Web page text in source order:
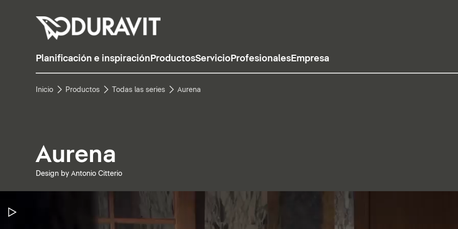
Planificación e inspiración ProductosServicioProfesionalesEmpresa
Inicio Productos Todas las series Aurena
Aurena
Design by Antonio Citterio
Pausar vídeo